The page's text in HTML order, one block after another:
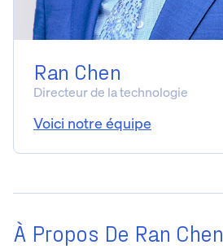
Ran Chen
Directeur de la technologie
Voici notre équipe
À Propos De Ran Chen